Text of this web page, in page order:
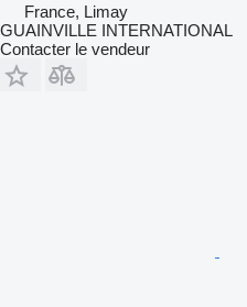
France, Limay
GUAINVILLE INTERNATIONAL
Contacter le vendeur